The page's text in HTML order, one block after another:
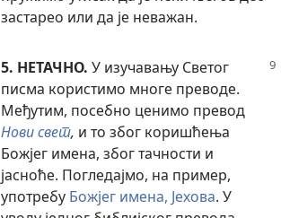
застарео или да је неважан.
5. НЕТАЧНО. У изучавању Светог
писма користимо многе преводе.
Међутим, посебно ценимо превод
Нови свет, и то због коришћења
Божјег имена, због тачности и
јасноће. Погледајмо, на пример,
употребу Божјег имена, Јехова. У